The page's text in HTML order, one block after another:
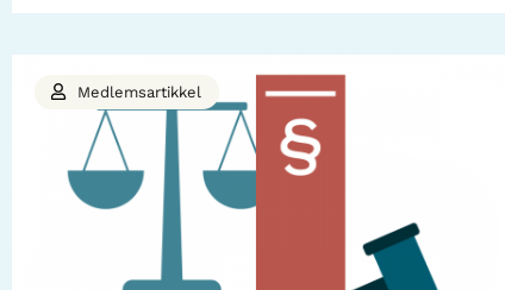
Medlemsartikkel